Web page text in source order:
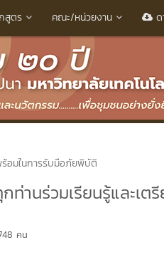
สูตร คณะ/หน่วยงาน ด
ร้อมในการรับมือภัยพิบัติ
านร่วมเรียนรู้และเต
คน